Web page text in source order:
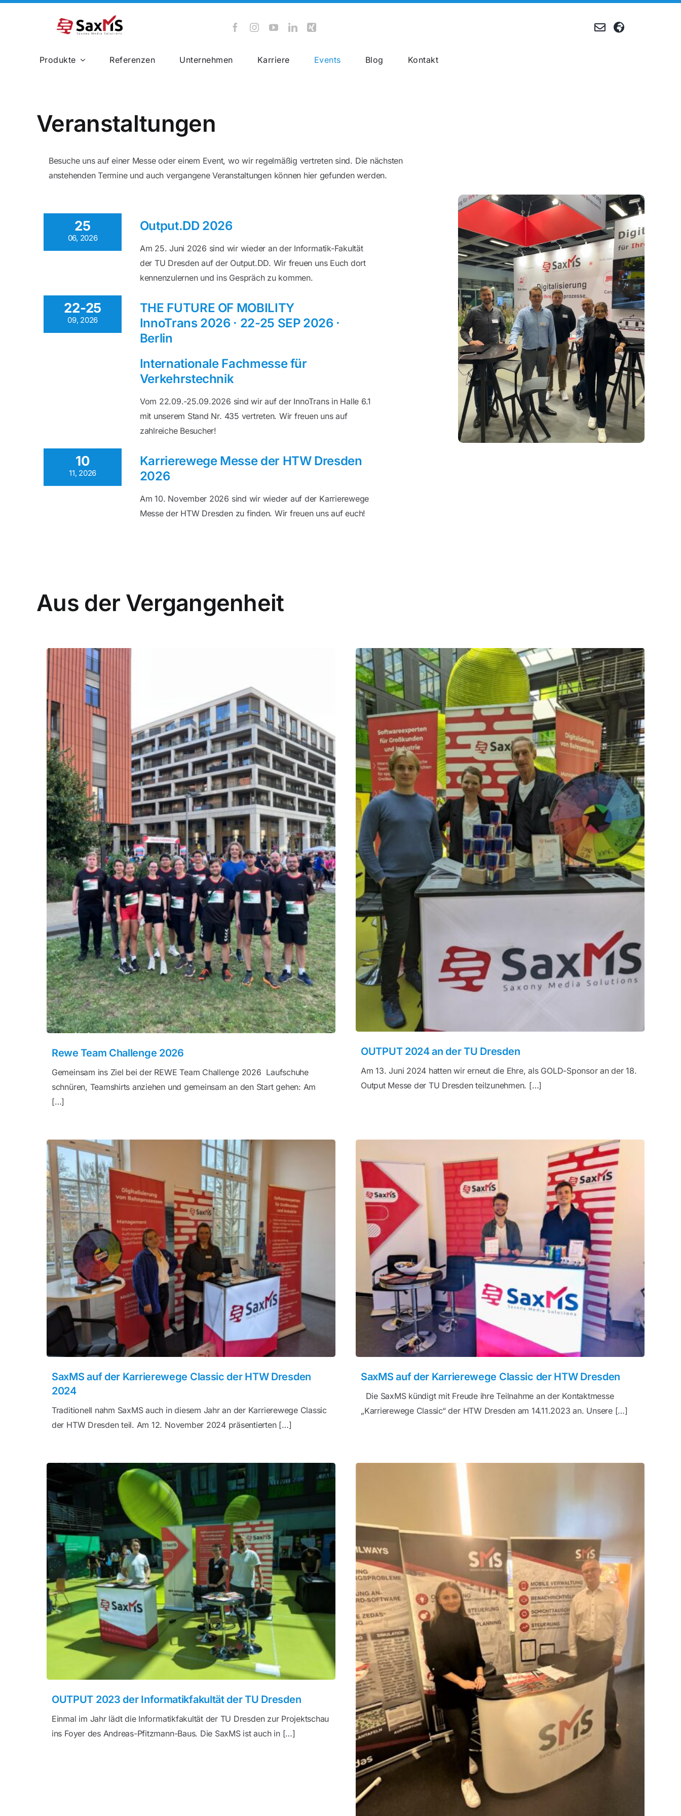
Produkte Referenzen Unternehmen Karriere Events Blog Kontakt
Veranstaltungen
Besuche uns auf einer Messe oder einem Event, wo wir regelmäßig vertreten sind. Die nächsten
anstehenden Termine und auch vergangene Veranstaltungen können hier gefunden werden.
25
06, 2026
Output.DD 2026
Am 25. Juni 2026 sind wir wieder an der Informatik-Fakultät
der TU Dresden auf der Output.DD. Wir freuen uns Euch dort
kennenzulernen und ins Gespräch zu kommen.
22-25
09, 2026
THE FUTURE OF MOBILITY
InnoTrans 2026 · 22-25 SEP 2026 ·
Berlin
Internationale Fachmesse für
Verkehrstechnik
Vom 22.09.-25.09.2026 sind wir auf der InnoTrans in Halle 6.1
mit unserem Stand Nr. 435 vertreten. Wir freuen uns auf
zahlreiche Besucher!
10
11, 2026
Karrierewege Messe der HTW Dresden
2026
Am 10. November 2026 sind wir wieder auf der Karrierewege
Messe der HTW Dresden zu finden. Wir freuen uns auf euch!
Aus der Vergangenheit
Rewe Team Challenge 2026
Gemeinsam ins Ziel bei der REWE Team Challenge 2026 Laufschuhe
schnüren, Teamshirts anziehen und gemeinsam an den Start gehen: Am
[…]
OUTPUT 2024 an der TU Dresden
Am 13. Juni 2024 hatten wir erneut die Ehre, als GOLD-Sponsor an der 18.
Output Messe der TU Dresden teilzunehmen. […]
SaxMS auf der Karrierewege Classic der HTW Dresden
2024
Traditionell nahm SaxMS auch in diesem Jahr an der Karrierewege Classic
der HTW Dresden teil. Am 12. November 2024 präsentierten […]
SaxMS auf der Karrierewege Classic der HTW Dresden
Die SaxMS kündigt mit Freude ihre Teilnahme an der Kontaktmesse
„Karrierewege Classic“ der HTW Dresden am 14.11.2023 an. Unsere […]
OUTPUT 2023 der Informatikfakultät der TU Dresden
Einmal im Jahr lädt die Informatikfakultät der TU Dresden zur Projektschau
ins Foyer des Andreas-Pfitzmann-Baus. Die SaxMS ist auch in […]